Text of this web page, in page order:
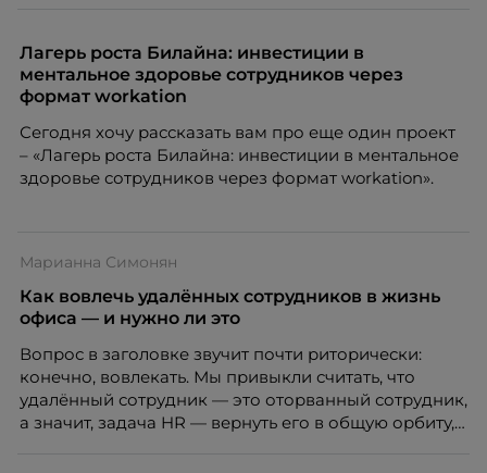
закупкам направления «Минеральная изоляция»
компании ТЕХНОНИКОЛЬ.
Лагерь роста Билайна: инвестиции в
ментальное здоровье сотрудников через
формат workation
Сегодня хочу рассказать вам про еще один проект
– «Лагерь роста Билайна: инвестиции в ментальное
здоровье сотрудников через формат workation».
Марианна Симонян
Как вовлечь удалённых сотрудников в жизнь
офиса — и нужно ли это
Вопрос в заголовке звучит почти риторически:
конечно, вовлекать. Мы привыкли считать, что
удалённый сотрудник — это оторванный сотрудник,
а значит, задача HR — вернуть его в общую орбиту,